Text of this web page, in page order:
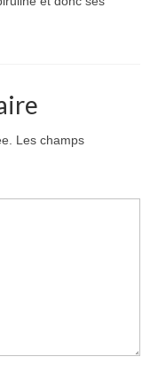
Les champs